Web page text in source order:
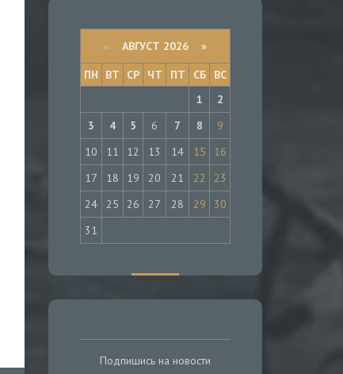
« АВГУСТ 2026 »
ПН
ВТ СР ЧТ ПТ СБ
ВС
1
2
3
4 5 6 7 8
9
10
11 12 13 14 15
16
17
18 19 20 21 22
23
24
25 26 27 28 29
30
31
Подпишись на новости